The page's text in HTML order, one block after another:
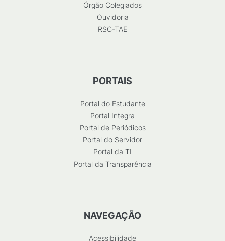
Órgão Colegiados
Ouvidoria
RSC-TAE
PORTAIS
Portal do Estudante
Portal Integra
Portal de Periódicos
Portal do Servidor
Portal da TI
Portal da Transparência
NAVEGAÇÃO
Acessibilidade